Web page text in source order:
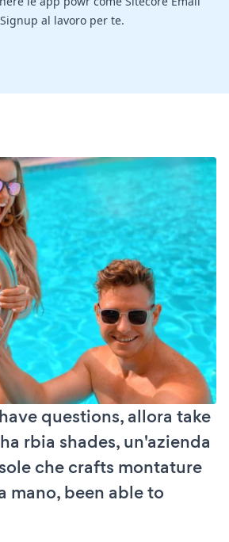
al lavoro per te.
questions, allora take
rbia shades, un'azienda
che crafts montature
mano, been able to